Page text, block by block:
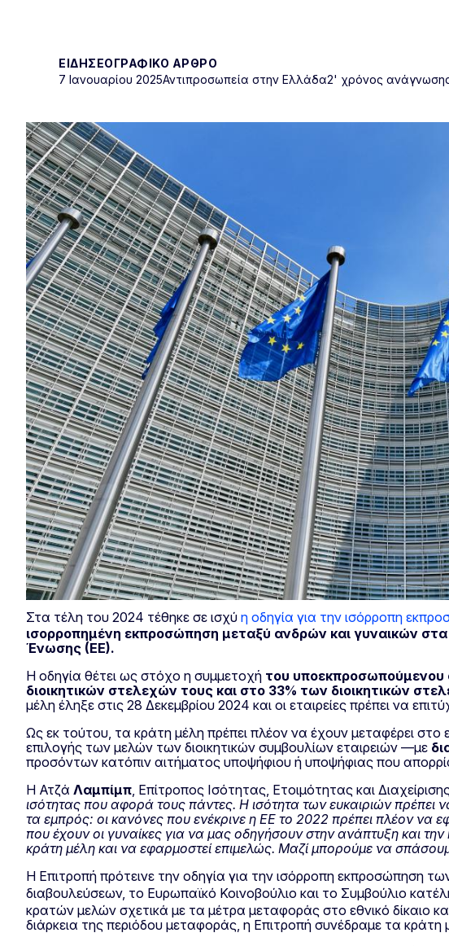
ΕΙΔΗΣΕΟΓΡΑΦΙΚΌ ΆΡΘΡΟ
7 Ιανουαρίου 2025Αντιπροσωπεία στην Ελλάδα2' χρόνος
Στα τέλη του 2024 τέθηκε σε ισχύ η οδηγία για την ισόρροπη
ισορροπημένη εκπροσώπηση μεταξύ ανδρών και γυναικών
Ένωσης (ΕΕ).
Η οδηγία θέτει ως στόχο η συμμετοχή του υποεκπροσωπούμενου
διοικητικών στελεχών τους και στο 33% των διοικητικών
μέλη έληξε στις 28 Δεκεμβρίου 2024 και οι εταιρείες πρέπει να
Ως εκ τούτου, τα κράτη μέλη πρέπει πλέον να έχουν μεταφέρει στο
επιλογής των μελών των διοικητικών συμβουλίων εταιρειών —με
προσόντων κατόπιν αιτήματος υποψήφιου ή υποψήφιας που
Η Ατζά Λαμπίμπ, Επίτροπος Ισότητας, Ετοιμότητας και
ισότητας που αφορά τους πάντες. Η ισότητα των ευκαιριών πρέπει
τα εμπρός: οι κανόνες που ενέκρινε η ΕΕ το 2022 πρέπει πλέον να
που έχουν οι γυναίκες για να μας οδηγήσουν στην ανάπτυξη και
κράτη μέλη και να εφαρμοστεί επιμελώς. Μαζί μπορούμε να
Η Επιτροπή πρότεινε την οδηγία για την ισόρροπη εκπροσώπηση
διαβουλεύσεων, το Ευρωπαϊκό Κοινοβούλιο και το Συμβούλιο
κρατών μελών σχετικά με τα μέτρα μεταφοράς στο εθνικό δίκαιο
διάρκεια της περιόδου μεταφοράς, η Επιτροπή συνέδραμε τα